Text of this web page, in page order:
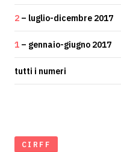
2 – luglio-dicembre 2017
1 – gennaio-giugno 2017
tutti i numeri
CIRFF